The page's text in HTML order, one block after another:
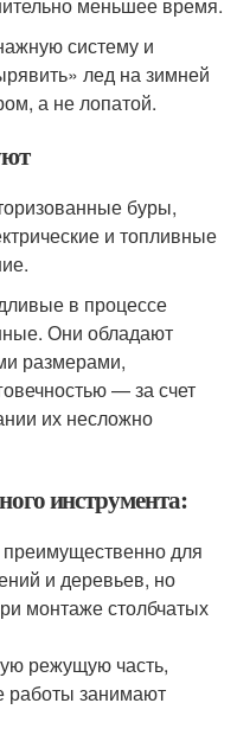
систему и
лед на зимней
а не лопатой.
буры,
и топливные
в процессе
Они обладают
размерами,
— за счет
их несложно
инструмента:
для
и деревьев, но
монтаже столбчатых
режущую часть,
работы занимают